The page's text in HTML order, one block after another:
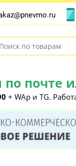
почте
+ WAp и TG.